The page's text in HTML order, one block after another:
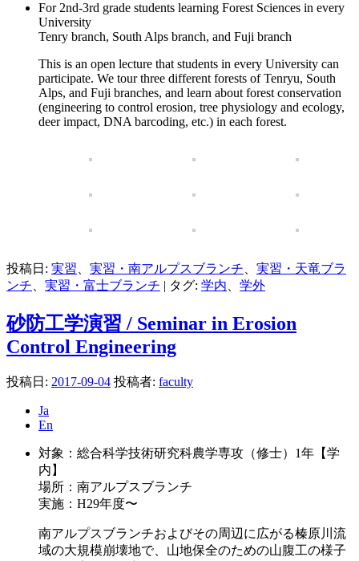
For 2nd-3rd grade students learning Forest Sciences in every
University
Tenry branch, South Alps branch, and Fuji branch
This is an open lecture that students in every University can
participate. We tour three different forests of Tenryu, South
Alps, and Fuji branches, and learn about forest conservation
(engineering to control erosion, tree physiology and ecology,
deer impact, DNA barcoding, etc.) in each forest.
投稿日: 実習 実習・南アルプスブランチ
実習・天竜ブラ
ンチ
実習・富士ブランチ | タグ: 学内 学外
砂防工学演習 / Seminar in Erosion
Control Engineering
投稿日: 2017-09-04 投稿者: faculty
Ja
En
対象：総合科学技術研究科農学専攻（修士）1年【学
内】
場所：南アルプスブランチ
実施：H29年度〜
南アルプスブランチおよびその周辺に広がる榛原川流
域の大規模崩壊地で、山地保全のための山腹工の様子